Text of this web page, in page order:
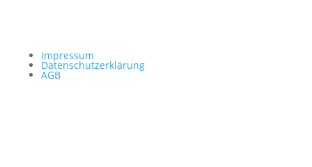
Impressum
Datenschutzerklärung
AGB